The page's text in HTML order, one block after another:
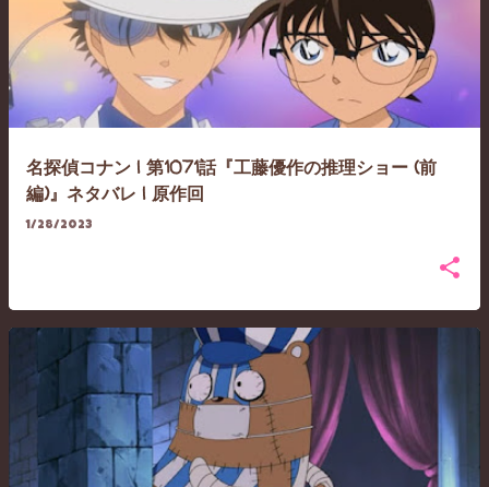
名探偵コナン | 第1071話『工藤優作の推理ショー (前
編)』ネタバレ | 原作回
1/28/2023